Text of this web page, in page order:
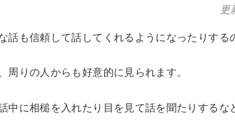
更
話も信頼して話してくれるようになったりする
周りの人からも好意的に見られます。
中に相槌を入れたり目を見て話を聞たりするな